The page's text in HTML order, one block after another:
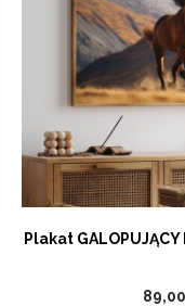
Plakat